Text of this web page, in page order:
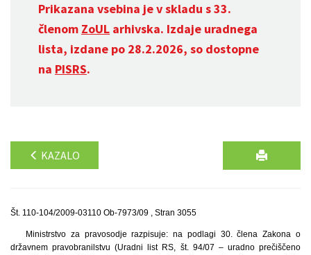
Prikazana vsebina je v skladu s 33.
členom ZoUL arhivska. Izdaje uradnega
lista, izdane po 28.2.2026, so dostopne
na PISRS.
KAZALO
Št. 110-104/2009-03110 Ob-7973/09 , Stran 3055
Ministrstvo za pravosodje razpisuje: na podlagi 30. člena Zakona o
državnem pravobranilstvu (Uradni list RS, št. 94/07 – uradno prečiščeno